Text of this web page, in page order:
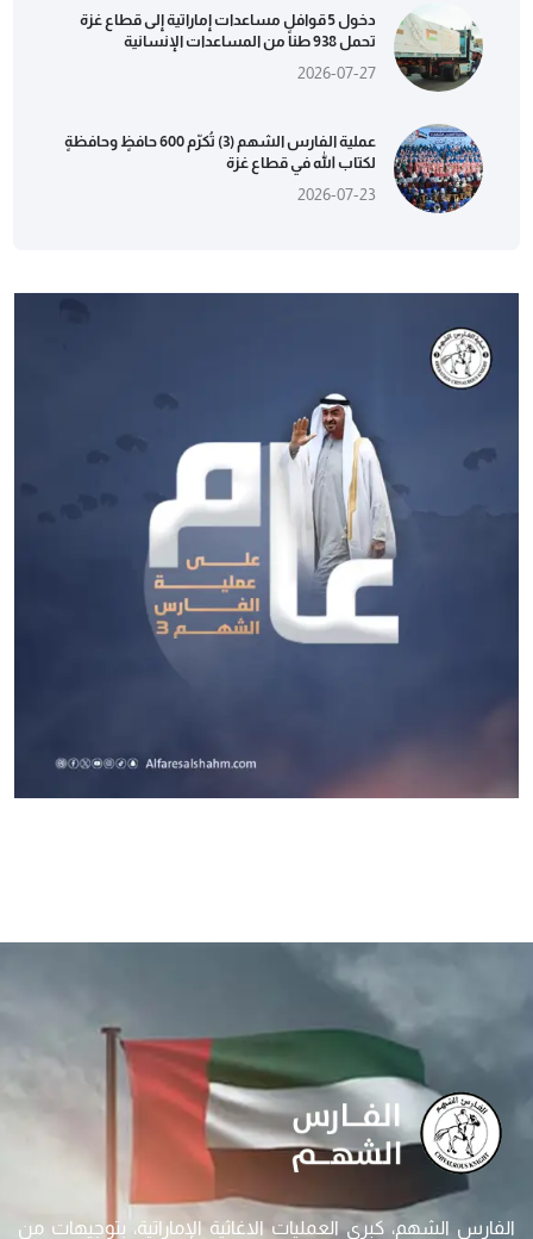
دخول 5 قوافل مساعدات إماراتية إلى قطاع غزة
تحمل 938 طناً من المساعدات الإنسانية
2026-07-27
عملية الفارس الشهم (3) تُكرّم 600 حافظٍ وحافظةٍ
لكتاب الله في قطاع غزة
2026-07-23
الفارس الشهم، كبرى العمليات الاغاثية الإماراتية، بتوجيهات من